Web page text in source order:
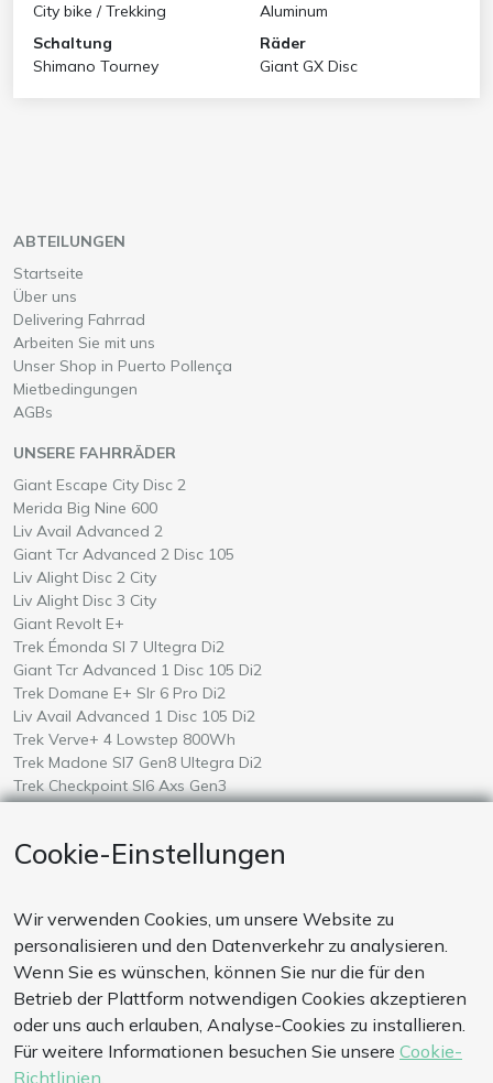
City bike / Trekking
Aluminum
Schaltung
Shimano Tourney
Räder
Giant GX Disc
ABTEILUNGEN
Startseite
Über uns
Delivering Fahrrad
Arbeiten Sie mit uns
Unser Shop in Puerto Pollença
Mietbedingungen
AGBs
UNSERE FAHRRÄDER
Wähle ein
Giant Escape City Disc 2
Wähle ein
Merida Big Nine 600auf Mallorca
Wähle ein
Liv Avail Advanced 2
Wähle ein
Giant Tcr Advanced 2 Disc 105
Wähle ein
Liv Alight Disc 2 Cityauf Mallorca
Wähle ein
Liv Alight Disc 3 Cityauf Mallorca
Wähle ein
Giant Revolt E+
Wähle ein
Trek Émonda Sl 7 Ultegra Di2
Wähle ein
Giant Tcr Advanced 1 Disc 105 Di2
Wähle ein
Trek Domane E+ Slr 6 Pro Di2
Wähle ein
Liv Avail Advanced 1 Disc 105 Di2
Wähle ein
Trek Verve+ 4 Lowstep 800Wh
Wähle ein
Trek Madone Sl7 Gen8 Ultegra Di2
Wähle ein
Trek Checkpoint Sl6 Axs Gen3
Wähle ein
Giant Defy Advanced Pro 0 Ultegra Di2 Powermeterauf Mallorca
Wähle ein
Giant Talon E+ 2026auf Mallorca
ZAHLUNGSWEISE
Unsere Zahlungssysteme sind sicher. Wir akzeptieren auch
Zahlungen per Banküberweisung
Cookie-Einstellungen
Wir verwenden Cookies, um unsere Website zu
personalisieren und den Datenverkehr zu analysieren.
Wenn Sie es wünschen, können Sie nur die für den
Betrieb der Plattform notwendigen Cookies akzeptieren
oder uns auch erlauben, Analyse-Cookies zu installieren.
Für weitere Informationen besuchen Sie unsere Cookie-
Richtlinien